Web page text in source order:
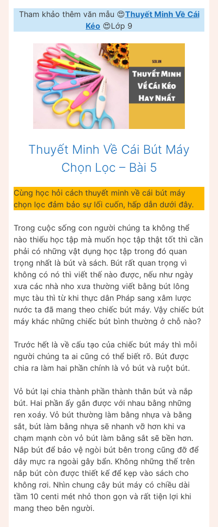
Tham khảo thêm văn mẫu 😍Thuyết Minh Về Cái
Kéo 😍Lớp 9
Thuyết Minh Về Cái Bút Máy
Chọn Lọc – Bài 5
Cùng học hỏi cách thuyết minh về cái bút máy
chọn lọc đảm bảo sự lối cuốn, hấp dẫn dưới đây.
Trong cuộc sống con người chúng ta không thể
nào thiếu học tập mà muốn học tập thật tốt thì cần
phải có những vật dụng học tập trong đó quan
trọng nhất là bút và sách. Bút rất quan trọng vì
không có nó thì viết thế nào được, nếu như ngày
xưa các nhà nho xưa thường viết bằng bút lông
mực tàu thì từ khi thực dân Pháp sang xâm lược
nước ta đã mang theo chiếc bút máy. Vậy chiếc bút
máy khác những chiếc bút bình thường ở chỗ nào?
Trước hết là về cấu tạo của chiếc bút máy thì mỗi
người chúng ta ai cũng có thể biết rõ. Bút được
chia ra làm hai phần chính là vỏ bút và ruột bút.
Vỏ bút lại chia thành phần thành thân bút và nắp
bút. Hai phần ấy gắn được với nhau bằng những
ren xoáy. Vỏ bút thường làm bằng nhựa và bằng
sắt, bút làm bằng nhựa sẽ nhanh vỡ hơn khi va
chạm mạnh còn vỏ bút làm bằng sắt sẽ bền hơn.
Nắp bút để bảo vệ ngòi bút bên trong cũng đỡ để
dây mực ra ngoài gây bẩn. Không những thế trên
nắp bút còn được thiết kế để kẹp vào sách cho
không rơi. Nhìn chung cây bút máy có chiều dài
tầm 10 centi mét nhỏ thon gọn và rất tiện lợi khi
mang theo bên người.